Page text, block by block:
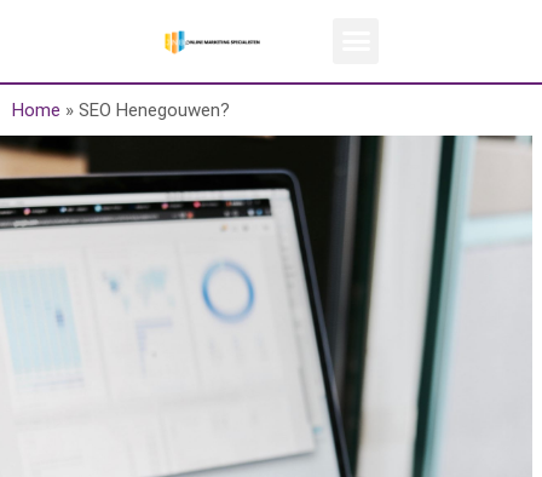
Home » SEO Henegouwen?